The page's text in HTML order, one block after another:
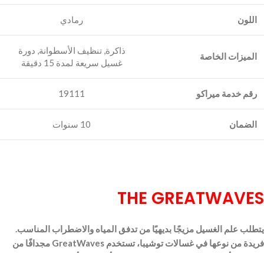
اللون رمادي
الميزات الخاصة
‎ذاكرة, تنظيف الأسطوانة, دورة
غسيل سريعة لمدة 15 دقيقة
رقم خدمة ميراكو 19111
الضمان 10 سنوات
THE GREATWAVES
يتطلب علم الغسيل مزيجًا بديهيًا من تدفق المياه والاضطراب المناسب.
فريدة من نوعها في غسالات توشيبا، تستخدم GreatWaves مجدافًا من